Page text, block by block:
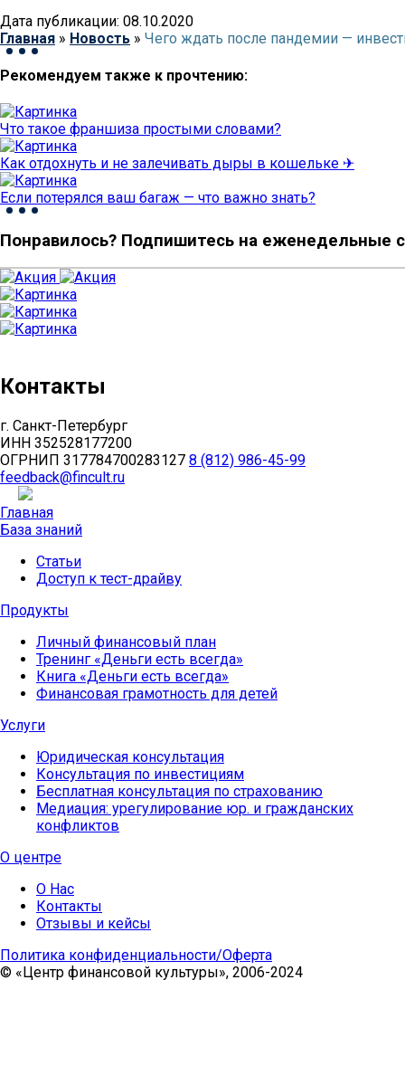
Дата публикации: 08.10.2020
Главная » Новость » Чего ждать после пандемии —
Рекомендуем также к прочтению:
Что такое франшиза простыми словами?
Как отдохнуть и не залечивать дыры в кошельке ✈
Если потерялся ваш багаж — что важно знать?
Понравилось? Подпишитесь на еженедельные
Контакты
г. Санкт-Петербург
ИНН 352528177200
ОГРНИП 317784700283127 8 (812) 986-45-99
feedback@fincult.ru
Главная
База знаний
Статьи
Доступ к тест-драйву
Продукты
Личный финансовый план
Тренинг «Деньги есть всегда»
Книга «Деньги есть всегда»
Финансовая грамотность для детей
Услуги
Юридическая консультация
Консультация по инвестициям
Бесплатная консультация по страхованию
Медиация: урегулирование юр. и гражданских
конфликтов
О центре
О Нас
Контакты
Отзывы и кейсы
Политика конфиденциальности/Оферта
© «Центр финансовой культуры», 2006-2024